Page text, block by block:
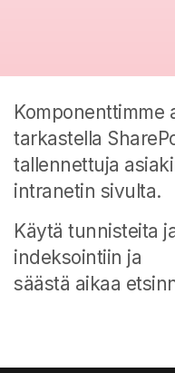
Komponenttimme
tarkastella
tallennettuja
intranetin sivulta.
Käytä tunnisteita
indeksointiin ja
säästä aikaa